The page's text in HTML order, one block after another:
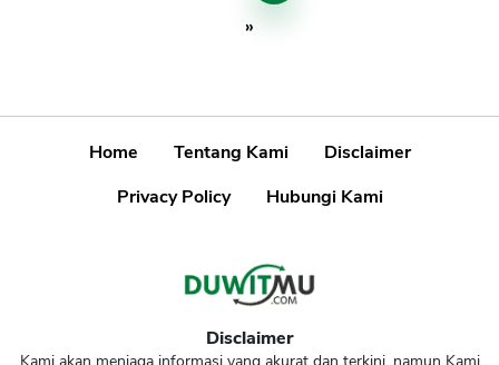
»
Home Tentang Kami
Disclaimer
Privacy Policy
Hubungi Kami
Disclaimer